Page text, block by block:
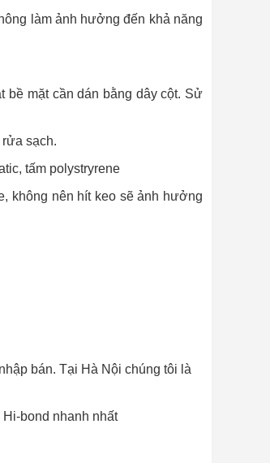
làm ảnh hưởng đến khả năng
bề mặt cần dán bằng dây cột. Sử
sạch.
tấm polystryrene
không nên hít keo sẽ ảnh hưởng
bán. Tại Hà Nội chúng tôi là
bond nhanh nhất